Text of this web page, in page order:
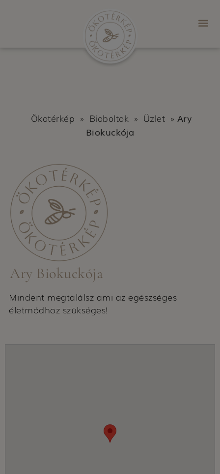
Ökotérkép » Bioboltok » Üzlet » Ary
Biokuckója
Ary Biokuckója
Mindent megtalálsz ami az egészséges
életmódhoz szükséges!